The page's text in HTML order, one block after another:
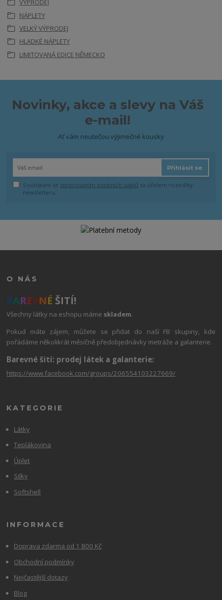
VÝPRODEJ
NÁPLETY
VELKÝ VÝPRODEJ
HLADKÉ NÁPLETY
LIMITOVANÁ EDICE NĚMECKO
Novinky, akce a slevy na Váš
e-mail!
Ať vám neutečou výjimečné kousky
Přihlásit se
Souhlasím se zpracováním osobních údajů za účelem rozesílky
newsletteru.
O NÁS
BAREVNÉ ŠITÍ!
Všechny látky na eshopu máme skladem.
Pokud máte zájem, můžete se přidat do naší FB skupiny, kde
pořádáme několikrát měsíčně předobjednávky metráže a galanterie.
Barevné šití: prodej látek a galanterie:
https://www.facebook.com/groups/206554103227669/
KATEGORIE
Látky
Teplákovina
Úplet
Silky
Softshell
INFORMACE
Doprava zdarma od 1 800 Kč
Obchodní podmínky
Nejčastější dotazy
Blog